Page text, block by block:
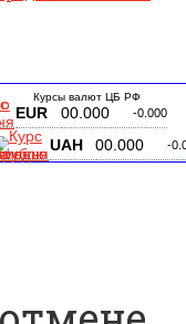
Курсы валют ЦБ РФ
EUR 00.000 -0.000
UAH 00.000 -